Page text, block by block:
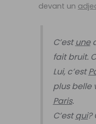
devant un
C’estune
fait bruit.
Lui, c’est
plus belle
Paris.
C’estqui?